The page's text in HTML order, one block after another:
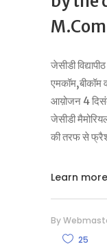
जेसीडी
एमकॉम,बीकॉम
आय़ोजन 4
जेसीडी
की तरफ से
Learn more
By
25